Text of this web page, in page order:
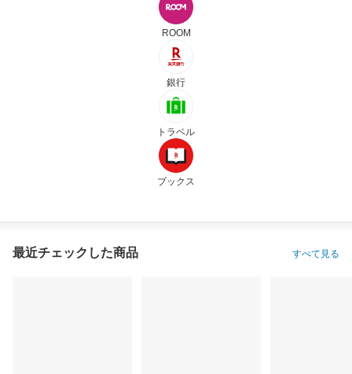
ROOM
銀行
トラベル
ブックス
最近チェックした商品 すべて見る